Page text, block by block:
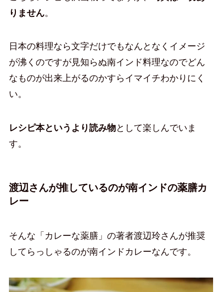
りません。
日本の料理なら文字だけでもなんとなくイメージ
が沸くのですが見知らぬ南インド料理なのでどん
なものが出来上がるのかすらイマイチわかりにく
い。
レシピ本というより読み物として楽しんでいま
す。
渡辺さんが推しているのが南インドの薬膳カ
レー
そんな「カレーな薬膳」の著者渡辺玲さんが推奨
してらっしゃるのが南インドカレーなんです。